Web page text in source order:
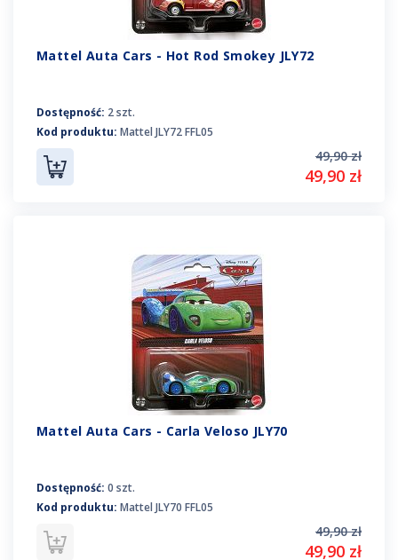
Mattel Auta Cars - Hot Rod Smokey JLY72
Dostępność: 2 szt.
Kod produktu: Mattel JLY72 FFL05
49,90 zł
49,90 zł
Mattel Auta Cars - Carla Veloso JLY70
Dostępność: 0 szt.
Kod produktu: Mattel JLY70 FFL05
49,90 zł
49,90 zł